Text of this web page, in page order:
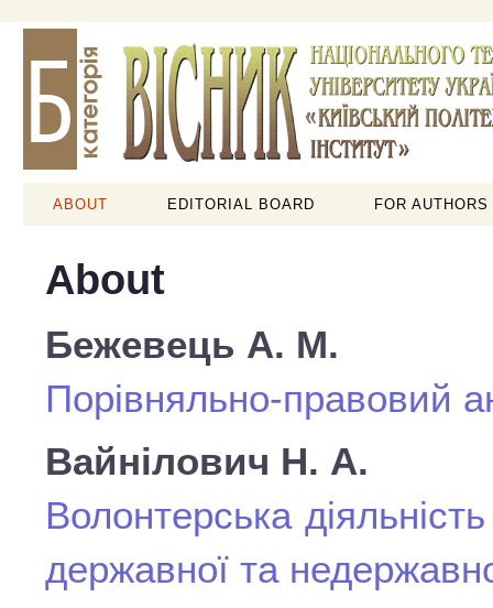
ABOUT EDITORIAL BOARD FOR AUTHORS
About
Бежевець А. М.
Порівняльно-правовий
Вайнілович Н. А.
Волонтерська
державної та